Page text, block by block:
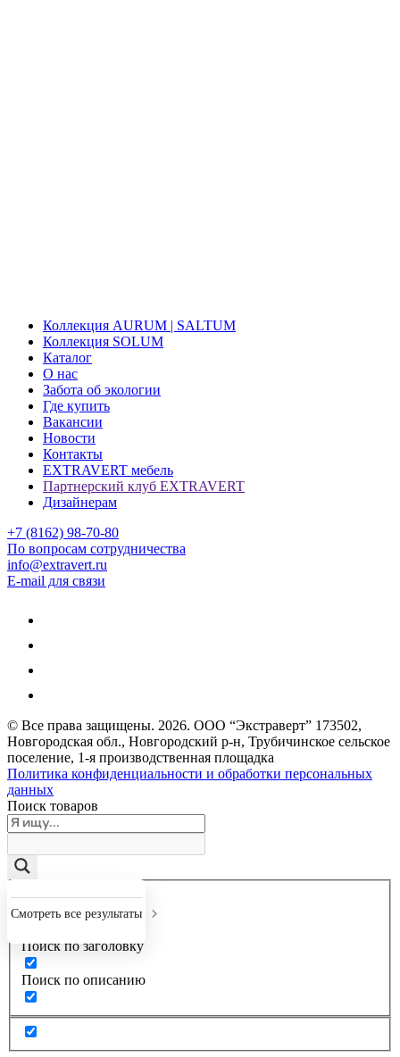
Коллекция AURUM | SALTUM
Коллекция SOLUM
Каталог
О нас
Забота об экологии
Где купить
Вакансии
Новости
Контакты
EXTRAVERT мебель
Партнерский клуб EXTRAVERT
Дизайнерам
+7 (8162) 98-70-80
По вопросам сотрудничества
info@extravert.ru
E-mail для связи
© Все права защищены. 2026. ООО “Экстраверт” 173502,
Новгородская обл., Новгородский р-н, Трубичинское сельское
поселение, 1-я производственная площадка
Политика конфиденциальности и обработки персональных
данных
Поиск товаров
Смотреть все результаты
Точное совпадение
Поиск по заголовку
Поиск по описанию